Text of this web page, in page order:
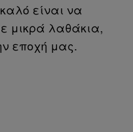
είναι να
μικρά λαθάκια,
εποχή μας.